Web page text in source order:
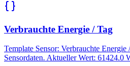
Verbrauchte Energie / Tag
Template Sensor: Verbrauchte Energie
Sensordaten. Aktueller Wert: 61424.0